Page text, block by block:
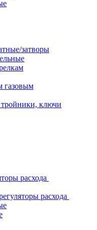
затворы
газовым
ключи
расхода
расхода